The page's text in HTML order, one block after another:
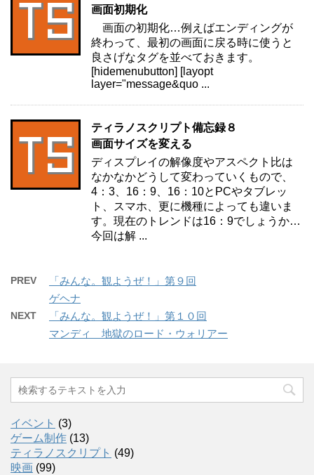
画面初期化
画面の初期化…例えばエンディングが
終わって、最初の画面に戻る時に使うと
良さげなタグを並べておきます。
[hidemenubutton] [layopt
layer="message&quo ...
ティラノスクリプト備忘録８
画面サイズを変える
ディスプレイの解像度やアスペクト比は
なかなかどうして変わっていくもので、
4：3、16：9、16：10とPCやタブレッ
ト、スマホ、更に機種によっても違いま
す。現在のトレンドは16：9でしょうか…
今回は解 ...
PREV
「みんな。観ようぜ！」第９回
ゲヘナ
NEXT
「みんな。観ようぜ！」第１０回
マンディ 地獄のロード・ウォリアー
イベント (3)
ゲーム制作 (13)
ティラノスクリプト (49)
映画 (99)